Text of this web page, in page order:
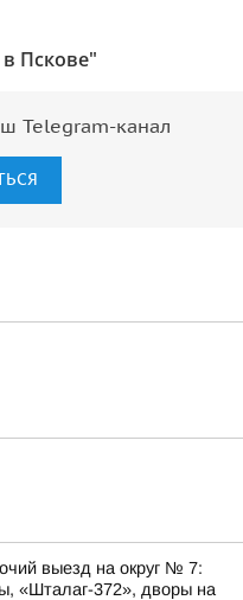
Пскове"
Telegram-канал
выезд на округ № 7:
«Шталаг-372», дворы на